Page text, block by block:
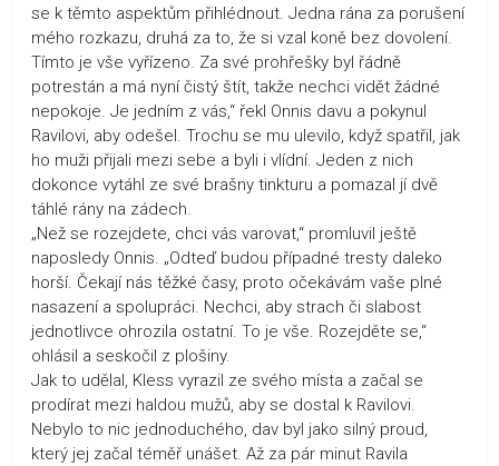
se k těmto aspektům přihlédnout. Jedna rána za porušení
mého rozkazu, druhá za to, že si vzal koně bez dovolení.
Tímto je vše vyřízeno. Za své prohřešky byl řádně
potrestán a má nyní čistý štít, takže nechci vidět žádné
nepokoje. Je jedním z vás,“ řekl Onnis davu a pokynul
Ravilovi, aby odešel. Trochu se mu ulevilo, když spatřil, jak
ho muži přijali mezi sebe a byli i vlídní. Jeden z nich
dokonce vytáhl ze své brašny tinkturu a pomazal jí dvě
táhlé rány na zádech.
„Než se rozejdete, chci vás varovat,“ promluvil ještě
naposledy Onnis. „Odteď budou případné tresty daleko
horší. Čekají nás těžké časy, proto očekávám vaše plné
nasazení a spolupráci. Nechci, aby strach či slabost
jednotlivce ohrozila ostatní. To je vše. Rozejděte se,“
ohlásil a seskočil z plošiny.
Jak to udělal, Kless vyrazil ze svého místa a začal se
prodírat mezi haldou mužů, aby se dostal k Ravilovi.
Nebylo to nic jednoduchého, dav byl jako silný proud,
který jej začal téměř unášet. Až za pár minut Ravila